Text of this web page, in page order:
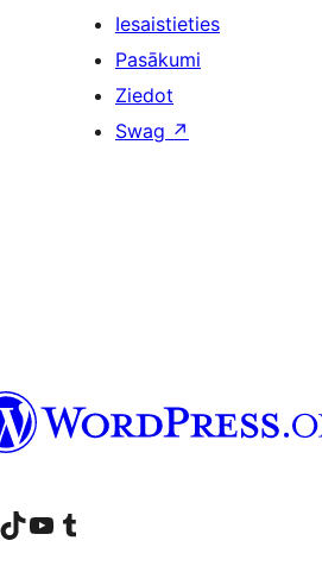
Iesaistieties
Pasākumi
Ziedot
Swag ↗
LinkedIn kontu
Apmeklējiet mūsu TikTok kontu
Apmeklējiet mūsu YouTube kanālu
Apmeklējiet mūsu Tumblr kontu